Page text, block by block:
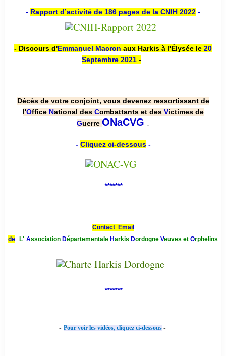
- Rapport d’activité de 186 pages de la CNIH 2022 -
- Discours d'Emmanuel Macron aux Harkis à l'Élysée le 20
Septembre 2021 -
Décès de votre conjoint, vous devenez ressortissant de
l'Office National des Combattants et des Victimes de
Guerre ONaCVG .
- Cliquez ci-dessous-
*******
Contact Email
de
L' Association Départementale Harkis Dordogne Veuves et Orphelins
*******
- Pour voir les vidéos, cliquez ci-dessous -